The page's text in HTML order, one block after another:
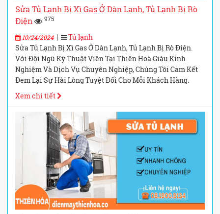
Sửa Tủ Lạnh Bị Xì Gas Ở Dàn Lạnh, Tủ Lạnh Bị Rò
Điện
975
10/24/2024|
Tủ lạnh
Sửa Tủ Lạnh Bị Xì Gas Ở Dàn Lạnh, Tủ Lạnh Bị Rò Điện.
Với Đội Ngũ Kỹ Thuật Viên Tại Thiên Hoà Giàu Kinh
Nghiệm Và Dịch Vụ Chuyên Nghiệp, Chúng Tôi Cam Kết
Đem Lại Sự Hài Lòng Tuyệt Đối Cho Mỗi Khách Hàng.
Xem chi tiết